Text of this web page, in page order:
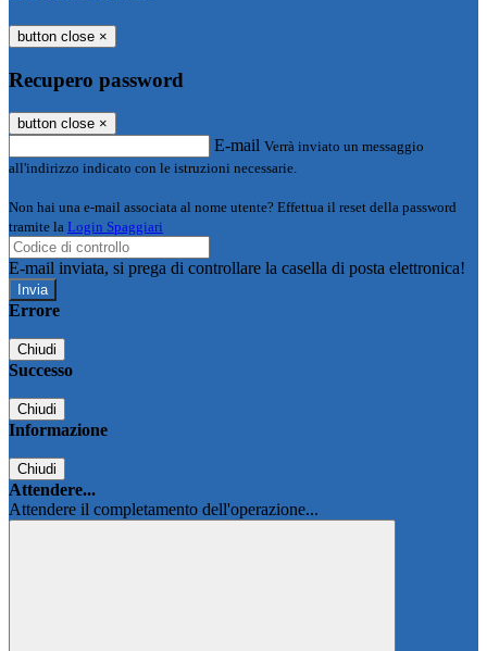
button close ×
Recupero password
button close ×
E-mail Verrà inviato un messaggio
all'indirizzo indicato con le istruzioni necessarie.
Non hai una e-mail associata al nome utente? Effettua il reset della password
tramite la Login Spaggiari
E-mail inviata, si prega di controllare la casella di posta elettronica!
Errore
Chiudi
Successo
Chiudi
Informazione
Chiudi
Attendere...
Attendere il completamento dell'operazione...